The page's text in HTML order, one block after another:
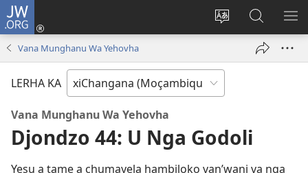
JW.ORG
Cinca
site
Nghena
(opens
Lavetela
JW.ORG
Vana Munghanu Wa Yehovha
LERHA KA
Vana Munghanu Wa Yehovha
Djondzo 44: U Nga Godoli
Yesu a tame a chumayela hambiloko van’wani va nga